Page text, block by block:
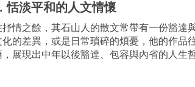
恬淡平和的人文情懷
抒情之餘，其石山人的散文常帶有一份豁達
化的差異，或是日常瑣碎的煩憂，他的作品
，展現出中年以後豁達、包容與內省的人生哲